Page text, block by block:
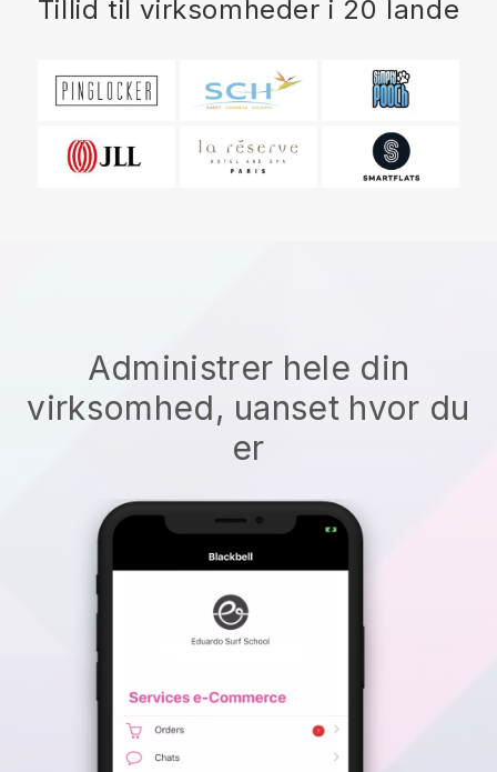
Tillid til virksomheder i 20 lande
Administrer hele din
virksomhed, uanset hvor du
er